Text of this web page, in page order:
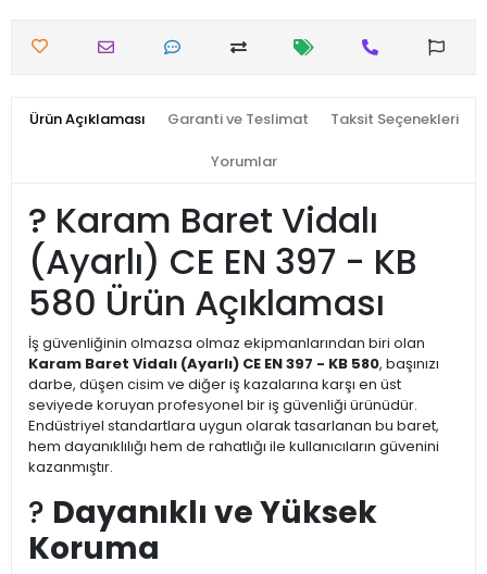
Ürün Açıklaması Garanti ve Teslimat Taksit Seçenekleri
Yorumlar
?️ Karam Baret Vidalı
(Ayarlı) CE EN 397 - KB
580 Ürün Açıklaması
İş güvenliğinin olmazsa olmaz ekipmanlarından biri olan
Karam Baret Vidalı (Ayarlı) CE EN 397 - KB 580, başınızı
darbe, düşen cisim ve diğer iş kazalarına karşı en üst
seviyede koruyan profesyonel bir iş güvenliği ürünüdür.
Endüstriyel standartlara uygun olarak tasarlanan bu baret,
hem dayanıklılığı hem de rahatlığı ile kullanıcıların güvenini
kazanmıştır.
? Dayanıklı ve Yüksek
Koruma